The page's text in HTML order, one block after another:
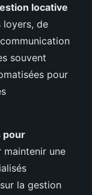
locative
loyers, de
souvent
pour
pour
une
la gestion